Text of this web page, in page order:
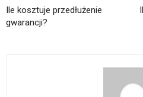
Ile kosztuje przedłużenie
gwarancji?